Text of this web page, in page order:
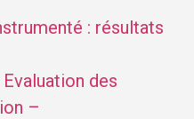
: résultats
Evaluation des
–